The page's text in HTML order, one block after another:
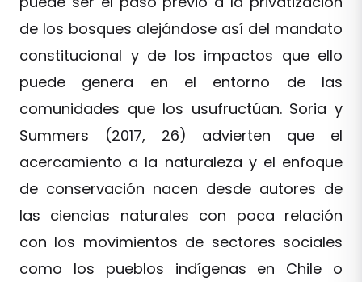
de los bosques alejándose así del mandato
constitucional y de los impactos que ello
puede genera en el entorno de las
comunidades que los usufructúan. Soria y
Summers (2017, 26) advierten que el
acercamiento a la naturaleza y el enfoque
de conservación nacen desde autores de
las ciencias naturales con poca relación
con los movimientos de sectores sociales
como los pueblos indígenas en Chile o